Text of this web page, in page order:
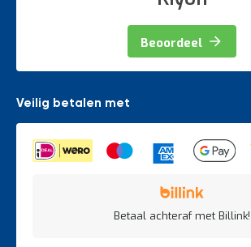
Beoordeel
Veilig betalen met
Betaal achteraf met Billink!